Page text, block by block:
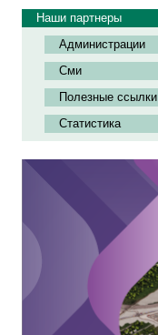
Наши партнеры
Администрации
Сми
Полезные ссылки
Статистика